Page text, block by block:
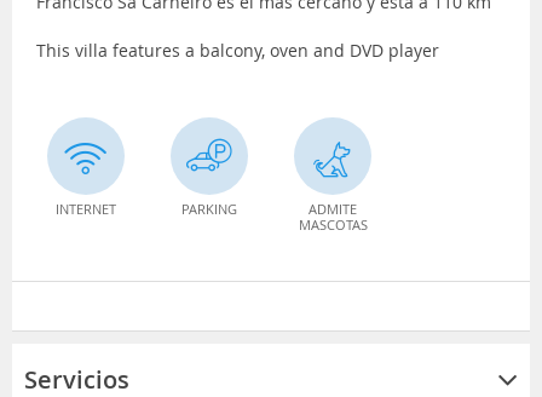
This villa features a balcony, oven and DVD player
INTERNET PARKING
ADMITE
MASCOTAS
Servicios